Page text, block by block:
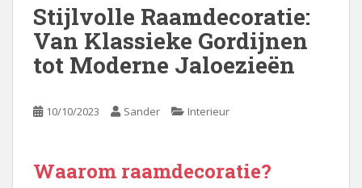
Stijlvolle Raamdecoratie:
Van Klassieke Gordijnen
tot Moderne Jaloezieën
10/10/2023 Sander Interieur
Waarom raamdecoratie?